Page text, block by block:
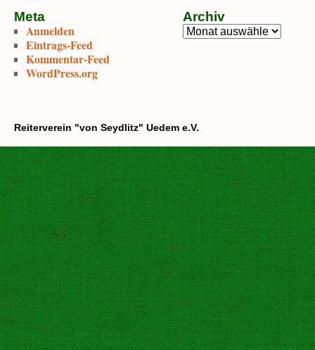
Meta
Anmelden
Eintrags-Feed
Kommentar-Feed
WordPress.org
Archiv
Archiv
Reiterverein "von Seydlitz" Uedem e.V.